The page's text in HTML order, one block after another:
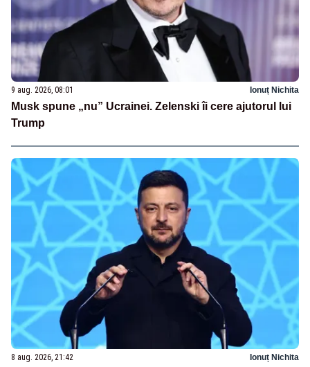
9 aug. 2026, 08:01 Ionuț Nichita
Musk spune „nu” Ucrainei. Zelenski îi cere ajutorul lui
Trump
8 aug. 2026, 21:42 Ionuț Nichita